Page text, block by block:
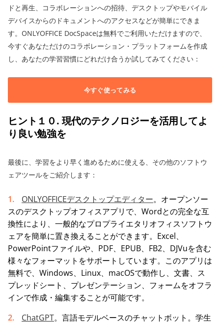
ドと再生、コラボレーションへの招待、デスクトップやモバイル
デバイスからのドキュメントへのアクセスなどが簡単にできま
す。ONLYOFFICE DocSpaceは無料でご利用いただけますので、
今すぐあなただけのコラボレーション・プラットフォームを作成
し、あなたの学習習慣にどれだけ合うか試してみてください：
今すぐ使ってみる
ヒント１０. 現代のテクノロジーを活用してよ
り良い勉強を
最後に、学習をより早く進めるために使える、その他のソフトウ
ェアツールをご紹介します：
ONLYOFFICEデスクトップエディター。オープンソー
スのデスクトップオフィスアプリで、Wordとの完全な互
換性により、一般的なプロプライエタリオフィスソフトウ
ェアを簡単に置き換えることができます。Excel、
PowerPointファイルや、PDF、EPUB、FB2、DJVuを含む
様々なフォーマットをサポートしています。このアプリは
無料で、Windows、Linux、macOSで動作し、文書、ス
プレッドシート、プレゼンテーション、フォームをオフラ
インで作成・編集することが可能です。
ChatGPT。言語モデルベースのチャットボット。学生